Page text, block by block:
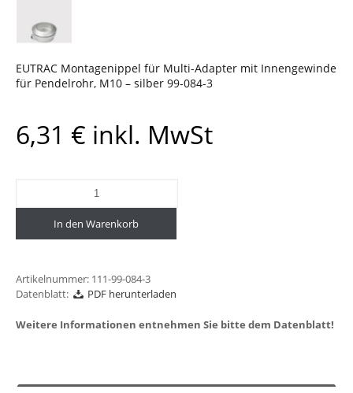
EUTRAC Montagenippel für Multi-Adapter mit Innengewinde
für Pendelrohr, M10 – silber 99-084-3
6,31 € inkl. MwSt
In den Warenkorb
Artikelnummer: 111-99-084-3
Datenblatt:
PDF herunterladen
Weitere Informationen entnehmen Sie bitte dem Datenblatt!